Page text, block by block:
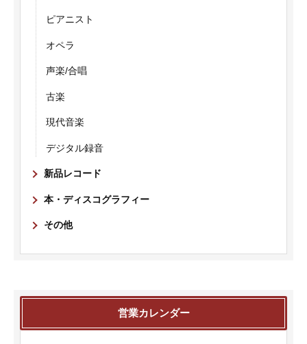
ピアニスト
オペラ
声楽/合唱
古楽
現代音楽
デジタル録音
新品レコード
本・ディスコグラフィー
その他
営業カレンダー